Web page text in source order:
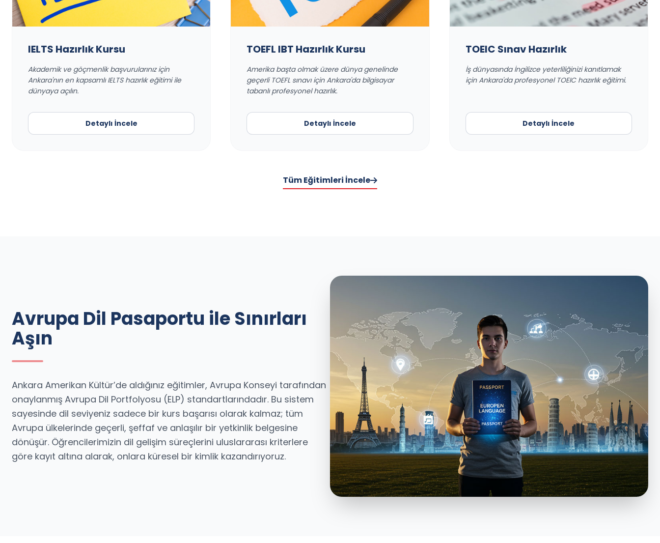
IELTS Hazırlık Kursu
Akademik ve göçmenlik başvurularınız için
Ankara'nın en kapsamlı IELTS hazırlık eğitimi ile
dünyaya açılın.
Detaylı İncele
TOEFL IBT Hazırlık Kursu
Amerika başta olmak üzere dünya genelinde
geçerli TOEFL sınavı için Ankara'da bilgisayar
tabanlı profesyonel hazırlık.
Detaylı İncele
TOEIC Sınav Hazırlık
İş dünyasında İngilizce yeterliliğinizi kanıtlamak
için Ankara'da profesyonel TOEIC hazırlık eğitimi.
Detaylı İncele
Tüm Eğitimleri İncele
Avrupa Dil Pasaportu ile Sınırları
Aşın
Ankara Amerikan Kültür’de aldığınız eğitimler, Avrupa Konseyi tarafından
onaylanmış Avrupa Dil Portfolyosu (ELP) standartlarındadır. Bu sistem
sayesinde dil seviyeniz sadece bir kurs başarısı olarak kalmaz; tüm
Avrupa ülkelerinde geçerli, şeffaf ve anlaşılır bir yetkinlik belgesine
dönüşür. Öğrencilerimizin dil gelişim süreçlerini uluslararası kriterlere
göre kayıt altına alarak, onlara küresel bir kimlik kazandırıyoruz.